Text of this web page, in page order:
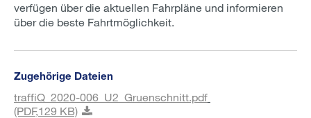
verfügen über die aktuellen Fahrpläne und informieren
über die beste Fahrtmöglichkeit.
Zugehörige Dateien
traffiQ_2020-006_U2_Gruenschnitt.pdf
(PDF,129 KB)